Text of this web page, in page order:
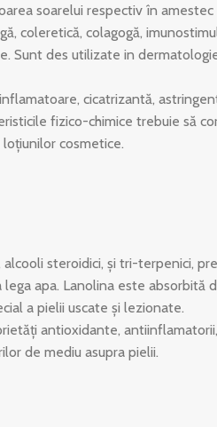
soarelui respectiv în
coleretică, colagogă,
Sunt des utilizate in
cicatrizantă,
fizico-chimice trebuie să
cosmetice.
steroidici, şi tri-terpenici,
apa. Lanolina este absorbită
a pielii uscate şi lezionate.
antioxidante,
de mediu asupra pielii.